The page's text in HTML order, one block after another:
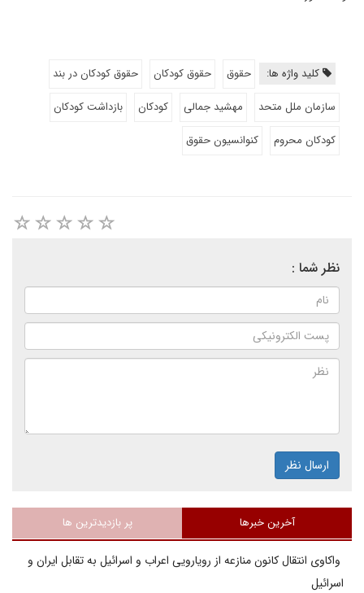
کلید واژه ها: حقوق حقوق کودکان
حقوق کودکان در بند
سازمان ملل متحد
مهشید جمالی کودکان
بازداشت کودکان
کودکان محروم
کنوانسیون حقوق
نظر شما :
ارسال نظر
آخرین خبرها پر بازدیدترین ها
واکاوی انتقال کانون منازعه از رویارویی اعراب و اسرائیل به تقابل ایران و
اسرائیل